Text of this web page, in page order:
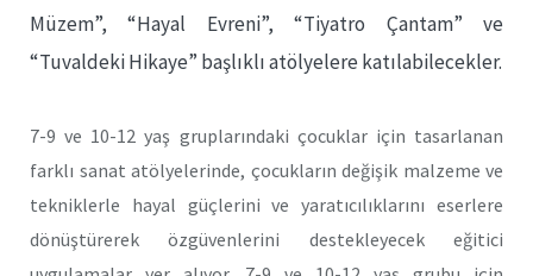
Müzem”, “Hayal Evreni”, “Tiyatro Çantam” ve
“Tuvaldeki Hikaye” başlıklı atölyelere katılabilecekler.
7-9 ve 10-12 yaş gruplarındaki çocuklar için tasarlanan
farklı sanat atölyelerinde, çocukların değişik malzeme ve
tekniklerle hayal güçlerini ve yaratıcılıklarını eserlere
dönüştürerek özgüvenlerini destekleyecek eğitici